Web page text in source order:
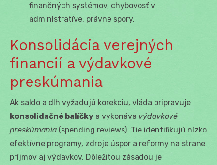
finančných systémov, chybovosť v
administratíve, právne spory.
Konsolidácia verejných
financií a výdavkové
preskúmania
Ak saldo a dlh vyžadujú korekciu, vláda pripravuje
konsolidačné balíčky a vykonáva výdavkové
preskúmania (spending reviews). Tie identifikujú nízko
efektívne programy, zdroje úspor a reformy na strane
príjmov aj výdavkov. Dôležitou zásadou je